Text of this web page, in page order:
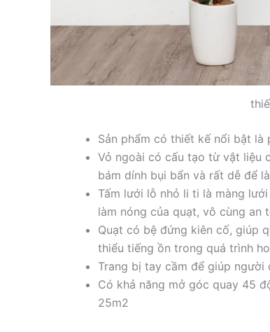
Sản phẩm có thiết kế nổi bật là
Vỏ ngoài có cấu tạo từ vật liệu
bám dính bụi bẩn và rất dễ để
Tấm lưới lỗ nhỏ li ti là màng
làm nóng của quạt, vô cùng an
Quạt có bệ đứng kiên cố, giúp
thiểu tiếng ồn trong quá trình
Trang bị tay cầm để giúp
Có khả năng mở góc quay 45
25m2